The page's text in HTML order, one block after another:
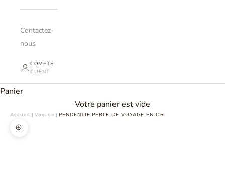
Contactez-
nous
COMPTE
CLIENT
Panier
Votre panier est vide
Accueil | Voyage | PENDENTIF PERLE DE VOYAGE EN OR
Zoomer sur l'image